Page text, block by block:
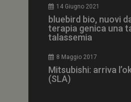
14 Giugno 2021
bluebird bio, nuovi
terapia genica una
talassemia
8 Maggio 2017
Mitsubishi: arriva
(SLA)